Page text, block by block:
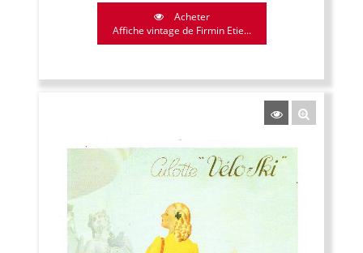
Acheter
Affiche vintage de Firmin Etie...